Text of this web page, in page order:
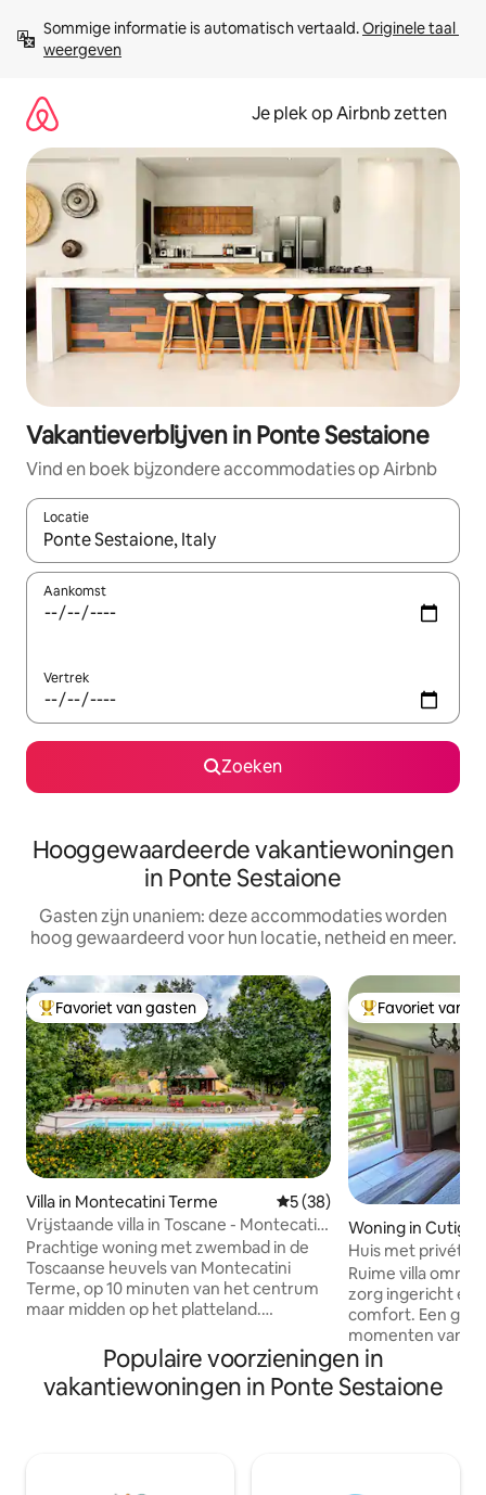
direct
naar
Sommige informatie is automatisch vertaald. Originele taal
weergeven
Je plek op Airbnb zetten
Vakantieverblijven in Ponte Sestaione
Vind en boek bijzondere accommodaties op Airbnb
Locatie
Wanneer er resultaten beschikbaar zijn, maak je een keuze
Aankomst
Vertrek
Zoeken
Hooggewaardeerde vakantiewoningen
in Ponte Sestaione
Gasten zijn unaniem: deze accommodaties worden
hoog gewaardeerd voor hun locatie, netheid en meer.
Topfavoriet van gasten
Favoriet van gasten
Villa in Montecatini Terme Gemiddelde beoordeling
5 (38)
Vrijstaande villa in Toscane - Montecatini
Terme
Prachtige woning met zwembad in de
Toscaanse heuvels van Montecatini
Terme, op 10 minuten van het centrum
maar midden op het platteland.
op een terrein van 3.000 vierkante
meter dat helemaal voor jou is.
Panoramische ligging dicht bij de
Topfavoriet van
Favoriet van
Woning in
Huis met
bergen
Ruime villa
zorg ingericht en
comfort. Een
momenten van
dineren in de
erachter en een
dorp en de
Populaire voorzieningen in
vakantiewoningen in Ponte Sestaione